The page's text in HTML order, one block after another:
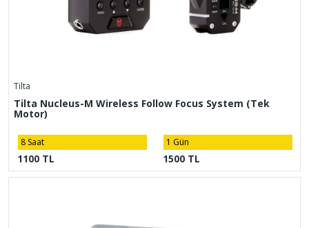
Tilta
Tilta Nucleus-M Wireless Follow Focus System (Tek
Motor)
8 Saat
1100 TL
1 Gün
1500 TL